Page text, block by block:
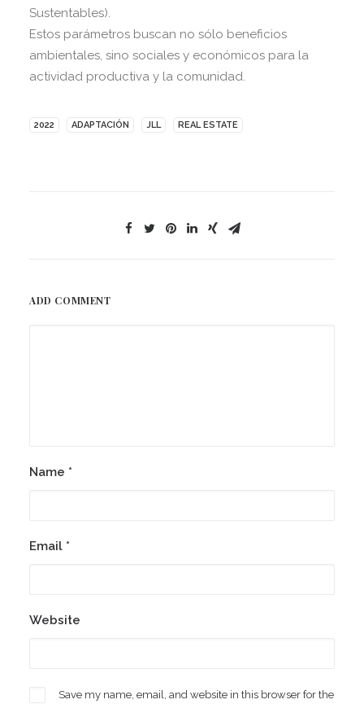
Sustentables).
Estos parámetros buscan no sólo beneficios
ambientales, sino sociales y económicos para la
actividad productiva y la comunidad.
2022 ADAPTACIÓN JLL REAL ESTATE
ADD COMMENT
Name *
Email *
Website
Save my name, email, and website in this browser for the